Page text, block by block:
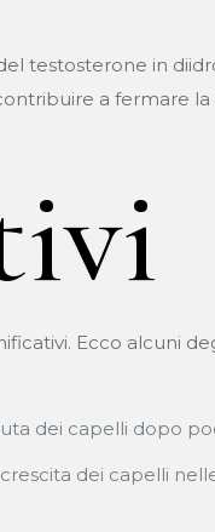
testosterone in
a fermare
Ecco alcuni
dei capelli dopo
dei capelli